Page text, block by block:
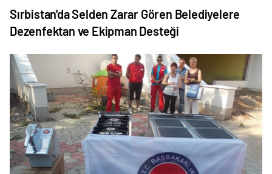
Sırbistan'da Selden Zarar Gören Belediyelere
Dezenfektan ve Ekipman Desteği